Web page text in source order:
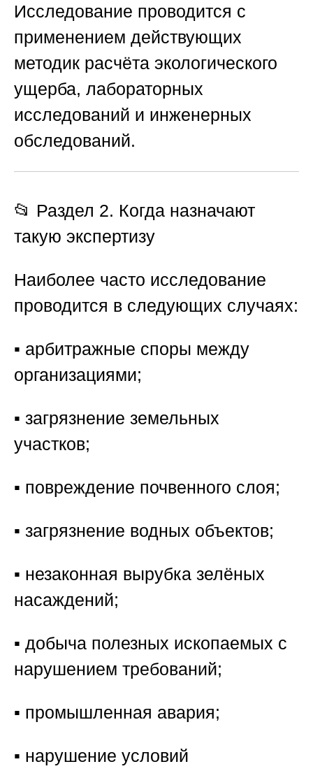
Исследование проводится с
применением действующих
методик расчёта экологического
ущерба, лабораторных
исследований и инженерных
обследований.
📂 Раздел 2. Когда назначают
такую экспертизу
Наиболее часто исследование
проводится в следующих случаях:
▪️ арбитражные споры между
организациями;
▪️ загрязнение земельных
участков;
▪️ повреждение почвенного слоя;
▪️ загрязнение водных объектов;
▪️ незаконная вырубка зелёных
насаждений;
▪️ добыча полезных ископаемых с
нарушением требований;
▪️ промышленная авария;
▪️ нарушение условий